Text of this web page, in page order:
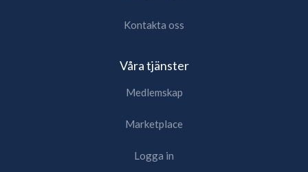
Kontakta oss
Våra tjänster
Medlemskap
Marketplace
Logga in